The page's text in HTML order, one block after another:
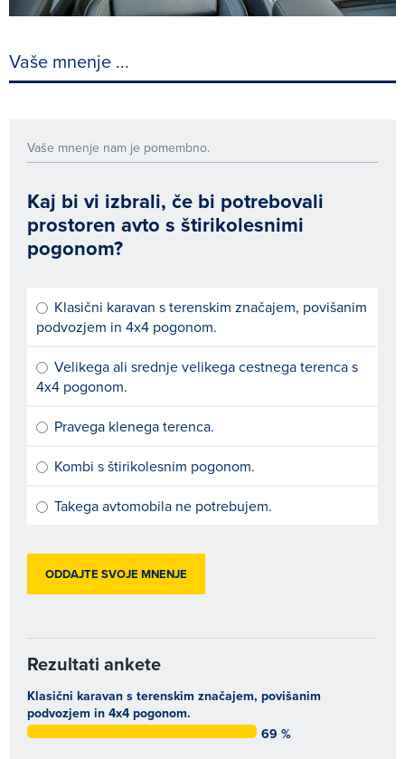
Vaše mnenje ...
Vaše mnenje nam je pomembno.
Kaj bi vi izbrali, če bi potrebovali
prostoren avto s štirikolesnimi
pogonom?
Klasični karavan s terenskim značajem, povišanim
podvozjem in 4x4 pogonom.
Velikega ali srednje velikega cestnega terenca s
4x4 pogonom.
Pravega klenega terenca.
Kombi s štirikolesnim pogonom.
Takega avtomobila ne potrebujem.
Rezultati ankete
Klasični karavan s terenskim značajem, povišanim
podvozjem in 4x4 pogonom.
69 %